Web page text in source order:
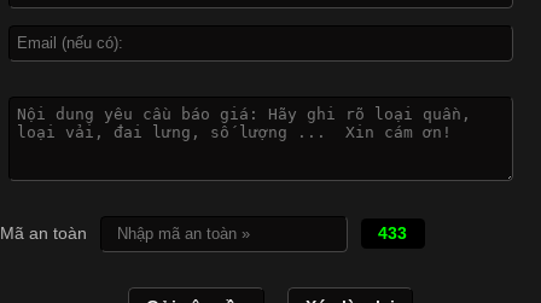
Vì Sao Cơ Sở Sản Xuất Quần Lót Nam Ưa Chuộng Vải
Cotton?
Vải cotton là một trong những chất liệu được sử dụng rộng rãi
và thấm hút mồ hôi tốt. Đây cũng là loại vải được nhiều công ty
Mã an toàn 433